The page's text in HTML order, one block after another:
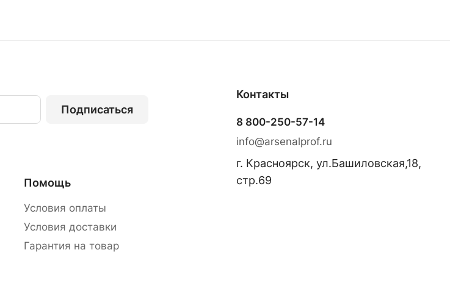
Подписаться
Помощь
Условия оплаты
Условия доставки
Гарантия на товар
Контакты
8 800-250-57-14
info@arsenalprof.ru
г. Красноярск, ул.Башиловская,18,
стр.69